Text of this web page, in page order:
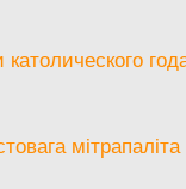
мітрапаліта